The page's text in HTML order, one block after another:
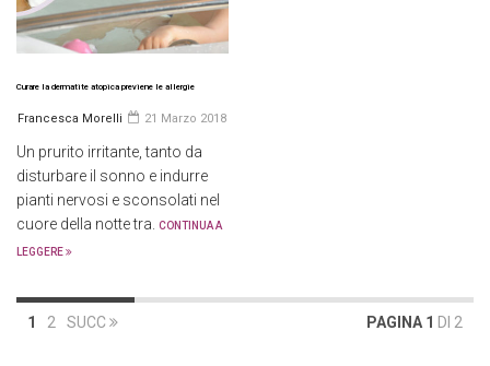
Curare la dermatite atopica previene le allergie
Francesca Morelli 21 Marzo 2018
Un prurito irritante, tanto da
disturbare il sonno e indurre
pianti nervosi e sconsolati nel
cuore della notte tra. CONTINUA A
LEGGERE
1 2 SUCC PAGINA 1 DI 2